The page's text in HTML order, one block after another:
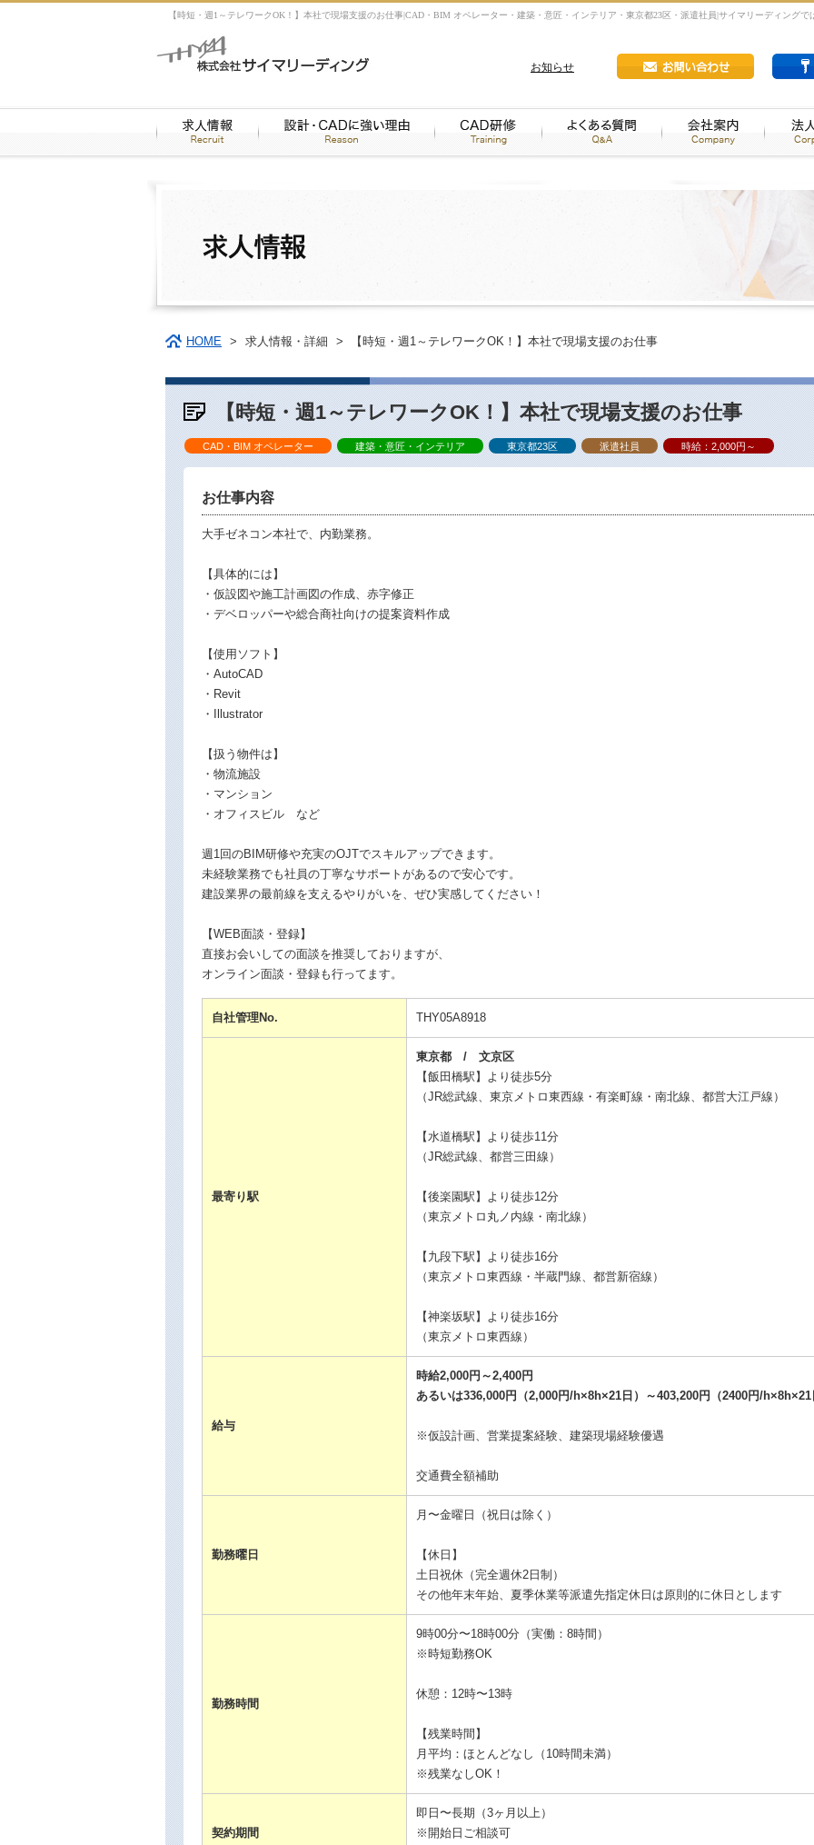
【時短・週1～テレワークOK！】本社で現場支援のお仕事|CAD・BIM オペレーター・建築・意匠・インテリア・東京都23区・派遣社員|サイマリーディング
お知らせ
HOME > 求人情報・詳細 > 【時短・週1～テレワークOK！】本社で現場支援のお仕事
【時短・週1～テレワークOK！】本社で現場支援のお仕事
CAD・BIM オペレーター 建築・意匠・インテリア 東京都23区 派遣社員 時給：2,000円～
お仕事内容
大手ゼネコン本社で、内勤業務。
【具体的には】
・仮設図や施工計画図の作成、赤字修正
・デベロッパーや総合商社向けの提案資料作成
【使用ソフト】
・AutoCAD
・Revit
・Illustrator
【扱う物件は】
・物流施設
・マンション
・オフィスビル など
週1回のBIM研修や充実のOJTでスキルアップできます。
未経験業務でも社員の丁寧なサポートがあるので安心です。
建設業界の最前線を支えるやりがいを、ぜひ実感してください！
【WEB面談・登録】
直接お会いしての面談を推奨しておりますが、
オンライン面談・登録も行ってます。
自社管理No. THY05A8918
最寄り駅
東京都 / 文京区
【飯田橋駅】より徒歩5分
（JR総武線、東京メトロ東西線・有楽町線・南北線、都営大江戸線）
【水道橋駅】より徒歩11分
（JR総武線、都営三田線）
【後楽園駅】より徒歩12分
（東京メトロ丸ノ内線・南北線）
【九段下駅】より徒歩16分
（東京メトロ東西線・半蔵門線、都営新宿線）
【神楽坂駅】より徒歩16分
（東京メトロ東西線）
給与
時給2,000円～2,400円
あるいは336,000円（2,000円/h×8h×21日）～403,200円（2400円/h×8h×21
※仮設計画、営業提案経験、建築現場経験優遇
交通費全額補助
勤務曜日
月〜金曜日（祝日は除く）
【休日】
土日祝休（完全週休2日制）
その他年末年始、夏季休業等派遣先指定休日は原則的に休日とします
勤務時間
9時00分〜18時00分（実働：8時間）
※時短勤務OK
休憩：12時〜13時
【残業時間】
月平均：ほとんどなし（10時間未満）
※残業なしOK！
契約期間
即日〜長期（3ヶ月以上）
※開始日ご相談可